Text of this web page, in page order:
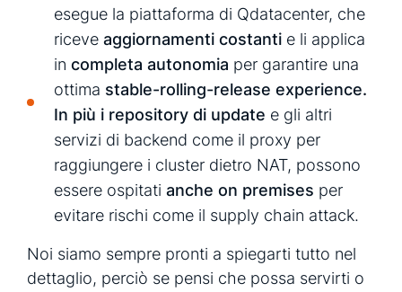
esegue la piattaforma di Qdatacenter, che
riceve aggiornamenti costanti e li applica
in completa autonomia per garantire una
ottima stable-rolling-release experience.
In più i repository di update e gli altri
servizi di backend come il proxy per
raggiungere i cluster dietro NAT, possono
essere ospitati anche on premises per
evitare rischi come il supply chain attack.
Noi siamo sempre pronti a spiegarti tutto nel
dettaglio, perciò se pensi che possa servirti o